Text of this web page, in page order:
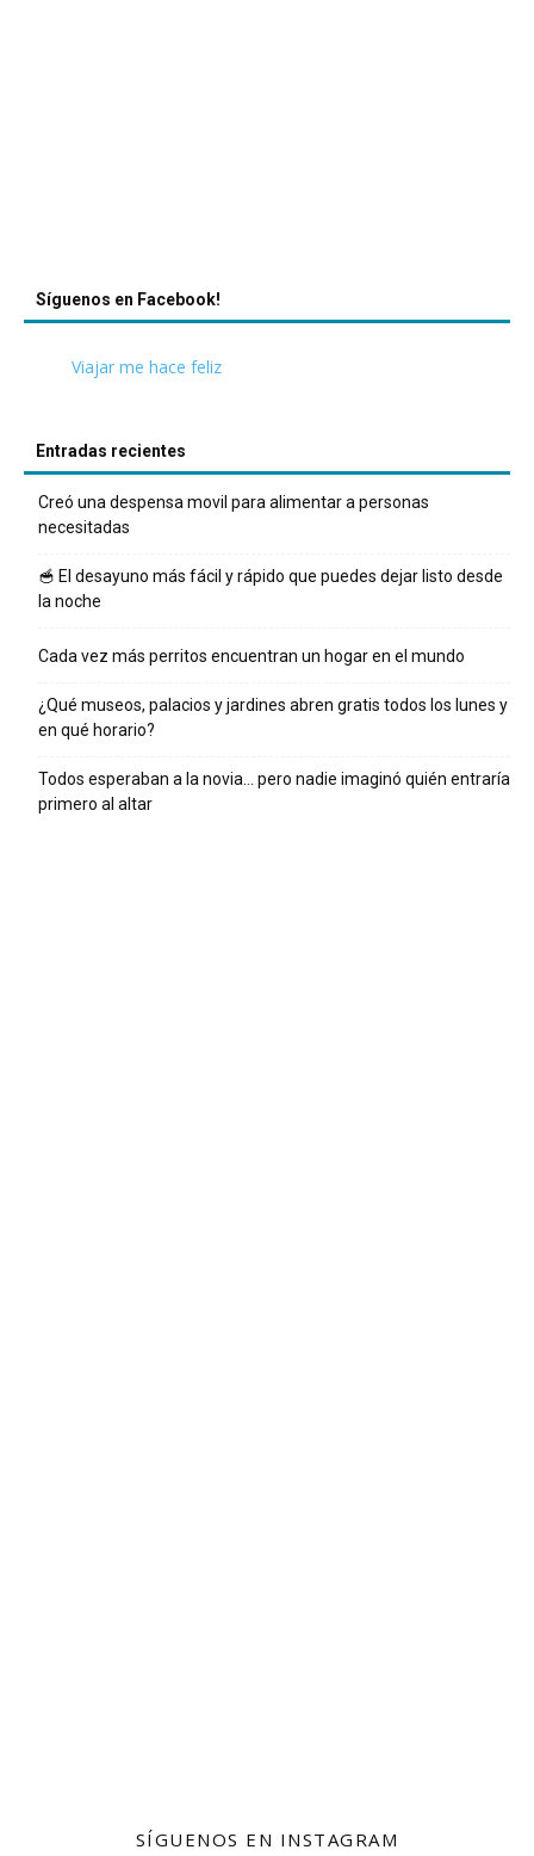
Síguenos en Facebook!
Viajar me hace feliz
Entradas recientes
Creó una despensa movil para alimentar a personas
necesitadas
🥣 El desayuno más fácil y rápido que puedes dejar listo desde
la noche
Cada vez más perritos encuentran un hogar en el mundo
¿Qué museos, palacios y jardines abren gratis todos los lunes y
en qué horario?
Todos esperaban a la novia… pero nadie imaginó quién entraría
primero al altar
SÍGUENOS EN INSTAGRAM